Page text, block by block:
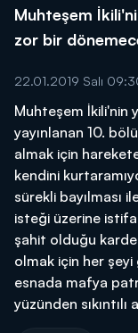
Muhteşem
zor bir
22.01.2019 Salı
Muhteşem İkili'nin
yayınlanan 10.
almak için
kendini
sürekli bayılması
isteği üzerine istifa
şahit olduğu
olmak için her şeyi
esnada mafya
yüzünden